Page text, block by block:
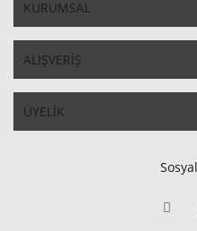
KURUMSAL
ALIŞVERİŞ
ÜYELİK